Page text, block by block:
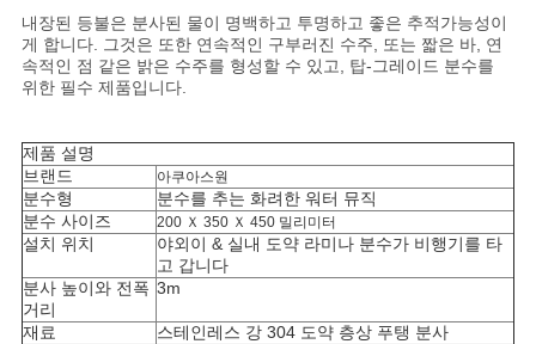
내장된 등불은 분사된 물이 명백하고 투명하고 좋은 추적가능성이
게 합니다. 그것은 또한 연속적인 구부러진 수주, 또는 짧은 바, 연
속적인 점 같은 밝은 수주를 형성할 수 있고, 탑-그레이드 분수를
위한 필수 제품입니다.
제품 설명
브랜드
아쿠아스원
분수형
분수를 추는 화려한 워터 뮤직
분수 사이즈
200 Ｘ 350 Ｘ 450 밀리미터
설치 위치
야외이 & 실내 도약 라미나 분수가 비행기를 타
고 갑니다
분사 높이와 전폭
거리
3m
재료 스테인레스 강 304 도약 층상 푸탱 분사